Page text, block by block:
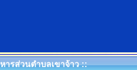
ารส่วนตำบลเขาจ้าว ::